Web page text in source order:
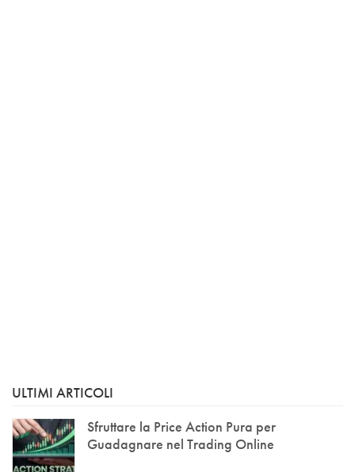
ULTIMI ARTICOLI
Sfruttare la Price Action Pura per
Guadagnare nel Trading Online